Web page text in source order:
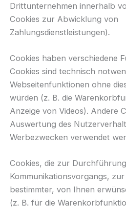
Drittunternehmen innerhalb
Cookies zur Abwicklung von
Zahlungsdienstleistungen).
Cookies haben verschiedene
Cookies sind technisch
Webseitenfunktionen ohne
würden (z. B. die
Anzeige von Videos). Andere
Auswertung des
Werbezwecken verwendet
Cookies, die zur
Kommunikationsvorgangs,
bestimmter, von Ihnen
(z. B. für die